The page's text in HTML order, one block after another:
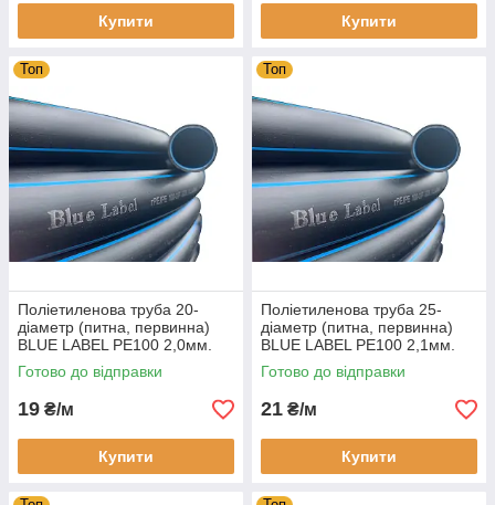
Купити Купити
Топ
Поліетиленова труба 20-
діаметр (питна, первинна)
BLUE LABEL PE100 2,0мм.
12-атм.
Готово до відправки
19 ₴/м
Купити
Топ
Поліетиленова труба 25-
діаметр (питна, первинна)
BLUE LABEL PE100 2,1мм.
12-атм.
Готово до відправки
21 ₴/м
Купити